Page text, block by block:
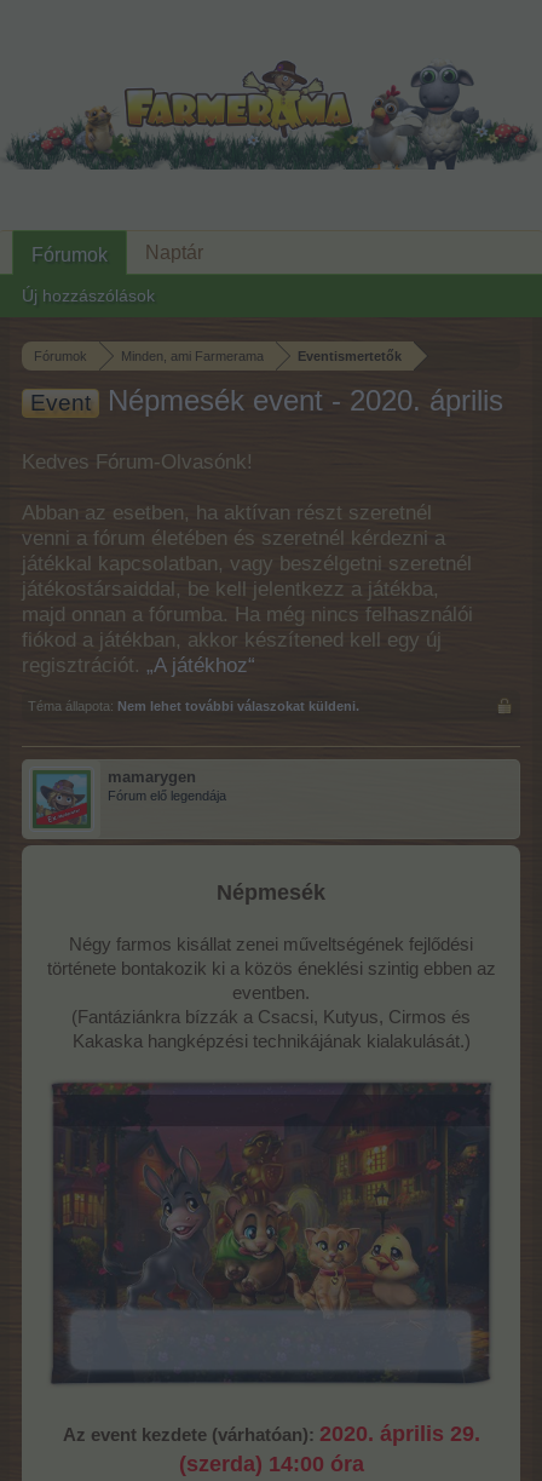
Fórumok Minden, ami Farmerama Eventismertetők
Event Népmesék event - 2020. április
Kedves Fórum-Olvasónk!
Abban az esetben, ha aktívan részt szeretnél
venni a fórum életében és szeretnél kérdezni a
játékkal kapcsolatban, vagy beszélgetni szeretnél
játékostársaiddal, be kell jelentkezz a játékba,
majd onnan a fórumba. Ha még nincs felhasználói
fiókod a játékban, akkor készítened kell egy új
regisztrációt. „A játékhoz“
Téma állapota: Nem lehet további válaszokat küldeni.
mamarygen
Fórum elő legendája
Népmesék
Négy farmos kisállat zenei műveltségének fejlődési
története bontakozik ki a közös éneklési szintig ebben az
eventben.
(Fantáziánkra bízzák a Csacsi, Kutyus, Cirmos és
Kakaska hangképzési technikájának kialakulását.)
Az event kezdete (várhatóan): 2020. április 29.
(szerda) 14:00 óra
Fórumok
Új hozzászólások
Naptár